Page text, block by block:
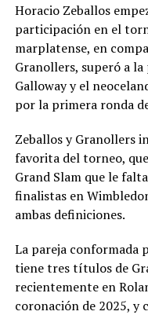
Horacio Zeballos
participación en el
marplatense, en
Granollers, superó a
Galloway y el
por la primera ronda
Zeballos y Granollers
favorita del torneo,
Grand Slam que le
finalistas en
ambas definiciones.
La pareja conformada
tiene tres títulos de
recientemente en
coronación de 2025, y